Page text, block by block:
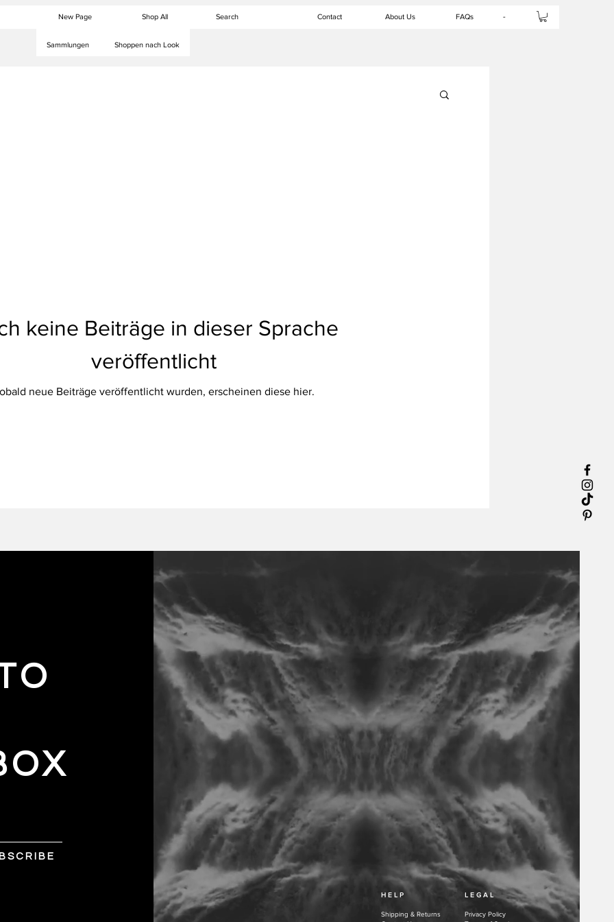
Contact About Us FAQs -
New Page Shop All
Sammlungen Shoppen nach Look
keine Beiträge in dieser Sprache
veröffentlicht
neue Beiträge veröffentlicht wurden, erscheinen diese hier.
S C R I B E
H E L P
Shipping & Returns
L E G A L
Privacy Policy